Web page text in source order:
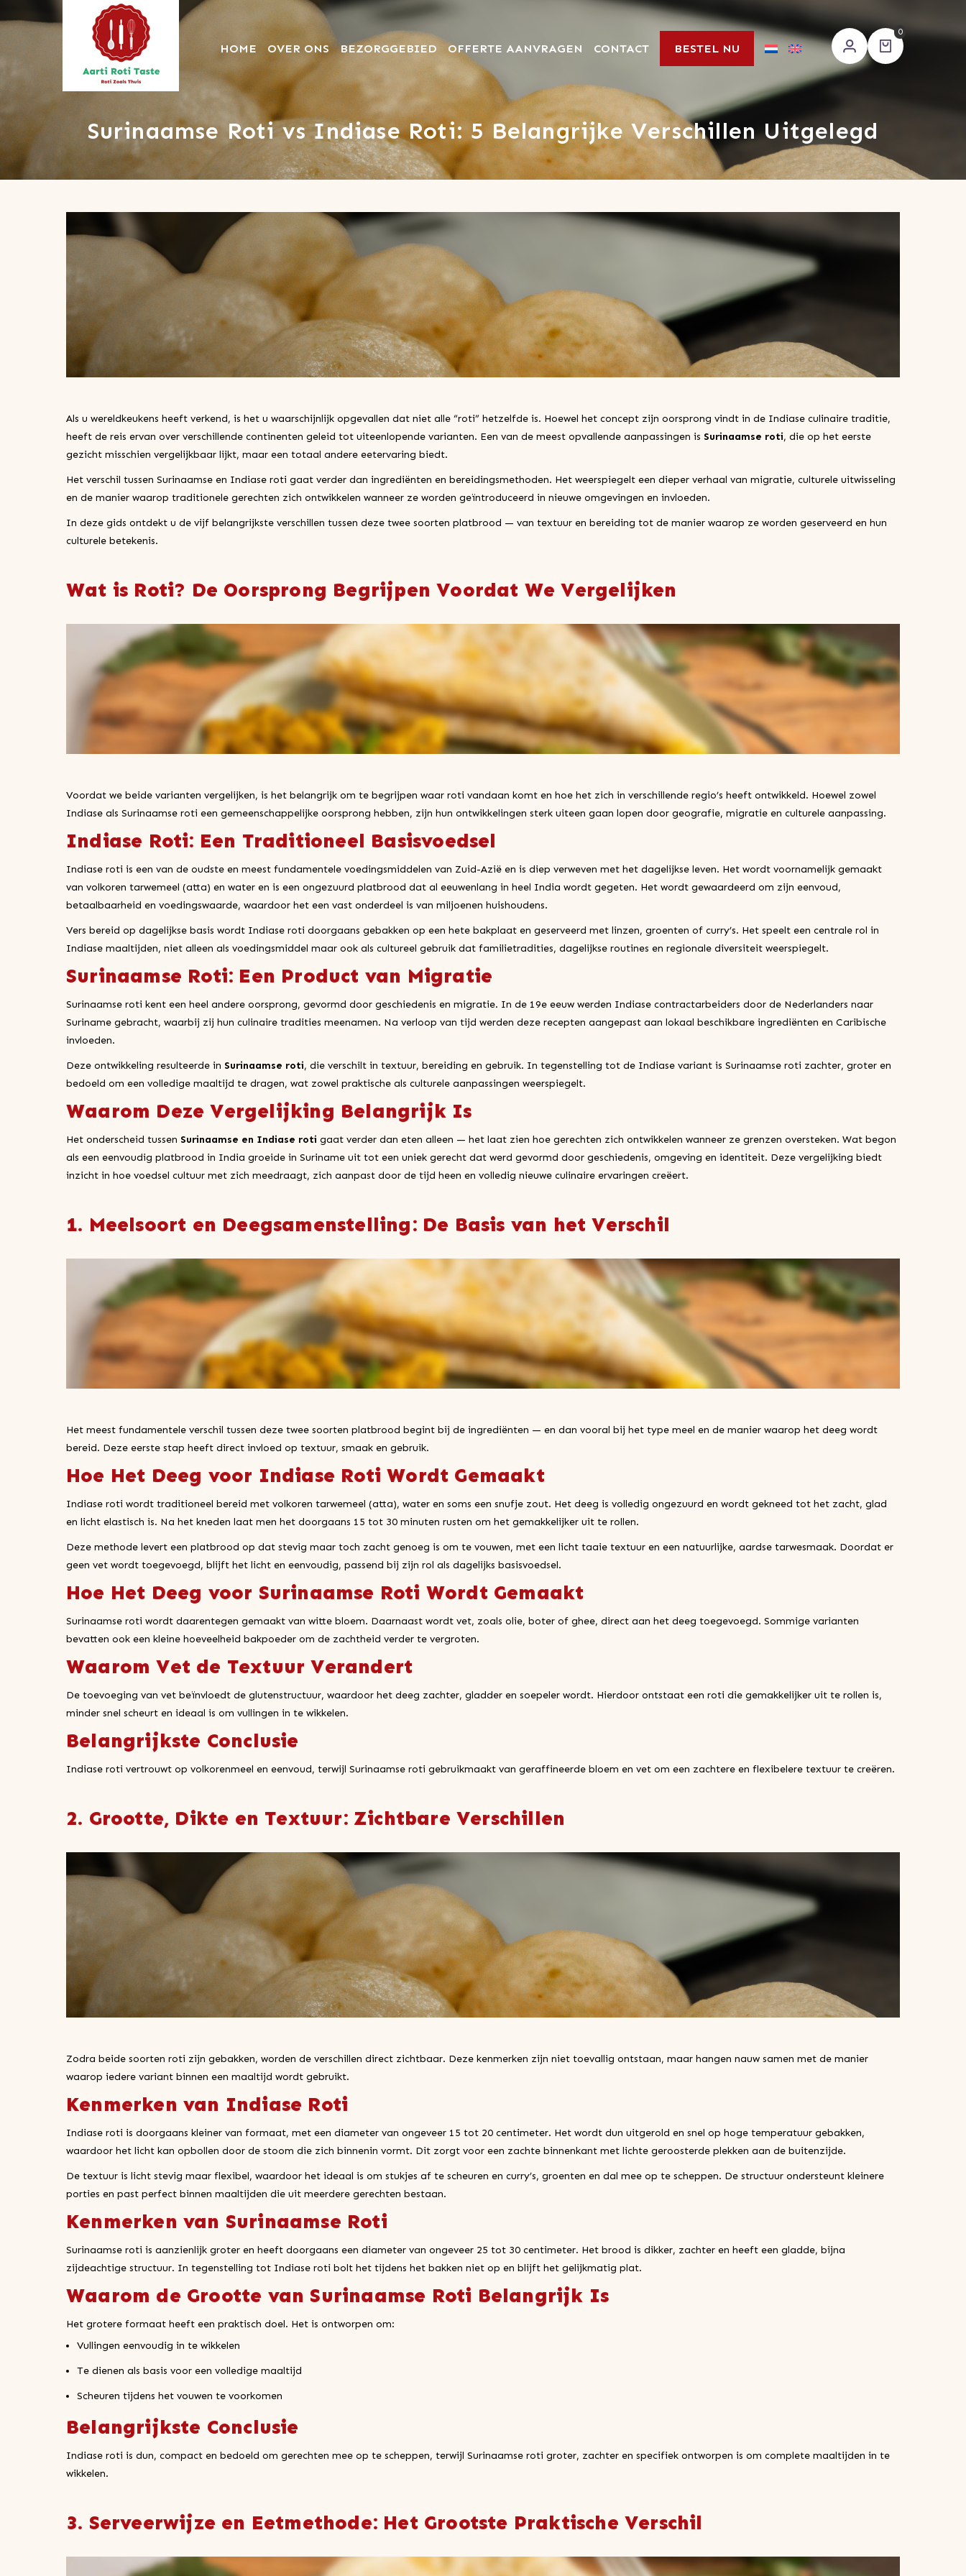
Aartirotitaste
HOME OVER ONS BEZORGGEBIED OFFERTE AANVRAGEN CONTACT BESTEL NU
0
Surinaamse Roti vs Indiase Roti: 5 Belangrijke Verschillen Uitgelegd
Als u wereldkeukens heeft verkend, is het u waarschijnlijk opgevallen dat niet alle “roti” hetzelfde is. Hoewel het concept zijn oorsprong vindt in de Indiase culinaire traditie,
heeft de reis ervan over verschillende continenten geleid tot uiteenlopende varianten. Een van de meest opvallende aanpassingen is Surinaamse roti, die op het eerste
gezicht misschien vergelijkbaar lijkt, maar een totaal andere eetervaring biedt.
Het verschil tussen Surinaamse en Indiase roti gaat verder dan ingrediënten en bereidingsmethoden. Het weerspiegelt een dieper verhaal van migratie, culturele uitwisseling
en de manier waarop traditionele gerechten zich ontwikkelen wanneer ze worden geïntroduceerd in nieuwe omgevingen en invloeden.
In deze gids ontdekt u de vijf belangrijkste verschillen tussen deze twee soorten platbrood — van textuur en bereiding tot de manier waarop ze worden geserveerd en hun
culturele betekenis.
Wat is Roti? De Oorsprong Begrijpen Voordat We Vergelijken
Voordat we beide varianten vergelijken, is het belangrijk om te begrijpen waar roti vandaan komt en hoe het zich in verschillende regio’s heeft ontwikkeld. Hoewel zowel
Indiase als Surinaamse roti een gemeenschappelijke oorsprong hebben, zijn hun ontwikkelingen sterk uiteen gaan lopen door geografie, migratie en culturele aanpassing.
Indiase Roti: Een Traditioneel Basisvoedsel
Indiase roti is een van de oudste en meest fundamentele voedingsmiddelen van Zuid-Azië en is diep verweven met het dagelijkse leven. Het wordt voornamelijk gemaakt
van volkoren tarwemeel (atta) en water en is een ongezuurd platbrood dat al eeuwenlang in heel India wordt gegeten. Het wordt gewaardeerd om zijn eenvoud,
betaalbaarheid en voedingswaarde, waardoor het een vast onderdeel is van miljoenen huishoudens.
Vers bereid op dagelijkse basis wordt Indiase roti doorgaans gebakken op een hete bakplaat en geserveerd met linzen, groenten of curry’s. Het speelt een centrale rol in
Indiase maaltijden, niet alleen als voedingsmiddel maar ook als cultureel gebruik dat familietradities, dagelijkse routines en regionale diversiteit weerspiegelt.
Surinaamse Roti: Een Product van Migratie
Surinaamse roti kent een heel andere oorsprong, gevormd door geschiedenis en migratie. In de 19e eeuw werden Indiase contractarbeiders door de Nederlanders naar
Suriname gebracht, waarbij zij hun culinaire tradities meenamen. Na verloop van tijd werden deze recepten aangepast aan lokaal beschikbare ingrediënten en Caribische
invloeden.
Deze ontwikkeling resulteerde in Surinaamse roti, die verschilt in textuur, bereiding en gebruik. In tegenstelling tot de Indiase variant is Surinaamse roti zachter, groter en
bedoeld om een volledige maaltijd te dragen, wat zowel praktische als culturele aanpassingen weerspiegelt.
Waarom Deze Vergelijking Belangrijk Is
Het onderscheid tussen Surinaamse en Indiase roti gaat verder dan eten alleen — het laat zien hoe gerechten zich ontwikkelen wanneer ze grenzen oversteken. Wat begon
als een eenvoudig platbrood in India groeide in Suriname uit tot een uniek gerecht dat werd gevormd door geschiedenis, omgeving en identiteit. Deze vergelijking biedt
inzicht in hoe voedsel cultuur met zich meedraagt, zich aanpast door de tijd heen en volledig nieuwe culinaire ervaringen creëert.
1. Meelsoort en Deegsamenstelling: De Basis van het Verschil
Het meest fundamentele verschil tussen deze twee soorten platbrood begint bij de ingrediënten — en dan vooral bij het type meel en de manier waarop het deeg wordt
bereid. Deze eerste stap heeft direct invloed op textuur, smaak en gebruik.
Hoe Het Deeg voor Indiase Roti Wordt Gemaakt
Indiase roti wordt traditioneel bereid met volkoren tarwemeel (atta), water en soms een snufje zout. Het deeg is volledig ongezuurd en wordt gekneed tot het zacht, glad
en licht elastisch is. Na het kneden laat men het doorgaans 15 tot 30 minuten rusten om het gemakkelijker uit te rollen.
Deze methode levert een platbrood op dat stevig maar toch zacht genoeg is om te vouwen, met een licht taaie textuur en een natuurlijke, aardse tarwesmaak. Doordat er
geen vet wordt toegevoegd, blijft het licht en eenvoudig, passend bij zijn rol als dagelijks basisvoedsel.
Hoe Het Deeg voor Surinaamse Roti Wordt Gemaakt
Surinaamse roti wordt daarentegen gemaakt van witte bloem. Daarnaast wordt vet, zoals olie, boter of ghee, direct aan het deeg toegevoegd. Sommige varianten
bevatten ook een kleine hoeveelheid bakpoeder om de zachtheid verder te vergroten.
Waarom Vet de Textuur Verandert
De toevoeging van vet beïnvloedt de glutenstructuur, waardoor het deeg zachter, gladder en soepeler wordt. Hierdoor ontstaat een roti die gemakkelijker uit te rollen is,
minder snel scheurt en ideaal is om vullingen in te wikkelen.
Belangrijkste Conclusie
Indiase roti vertrouwt op volkorenmeel en eenvoud, terwijl Surinaamse roti gebruikmaakt van geraffineerde bloem en vet om een zachtere en flexibelere textuur te creëren.
2. Grootte, Dikte en Textuur: Zichtbare Verschillen
Zodra beide soorten roti zijn gebakken, worden de verschillen direct zichtbaar. Deze kenmerken zijn niet toevallig ontstaan, maar hangen nauw samen met de manier
waarop iedere variant binnen een maaltijd wordt gebruikt.
Kenmerken van Indiase Roti
Indiase roti is doorgaans kleiner van formaat, met een diameter van ongeveer 15 tot 20 centimeter. Het wordt dun uitgerold en snel op hoge temperatuur gebakken,
waardoor het licht kan opbollen door de stoom die zich binnenin vormt. Dit zorgt voor een zachte binnenkant met lichte geroosterde plekken aan de buitenzijde.
De textuur is licht stevig maar flexibel, waardoor het ideaal is om stukjes af te scheuren en curry’s, groenten en dal mee op te scheppen. De structuur ondersteunt kleinere
porties en past perfect binnen maaltijden die uit meerdere gerechten bestaan.
Kenmerken van Surinaamse Roti
Surinaamse roti is aanzienlijk groter en heeft doorgaans een diameter van ongeveer 25 tot 30 centimeter. Het brood is dikker, zachter en heeft een gladde, bijna
zijdeachtige structuur. In tegenstelling tot Indiase roti bolt het tijdens het bakken niet op en blijft het gelijkmatig plat.
Waarom de Grootte van Surinaamse Roti Belangrijk Is
Het grotere formaat heeft een praktisch doel. Het is ontworpen om:
Vullingen eenvoudig in te wikkelen
Te dienen als basis voor een volledige maaltijd
Scheuren tijdens het vouwen te voorkomen
Belangrijkste Conclusie
Indiase roti is dun, compact en bedoeld om gerechten mee op te scheppen, terwijl Surinaamse roti groter, zachter en specifiek ontworpen is om complete maaltijden in te
wikkelen.
3. Serveerwijze en Eetmethode: Het Grootste Praktische Verschil